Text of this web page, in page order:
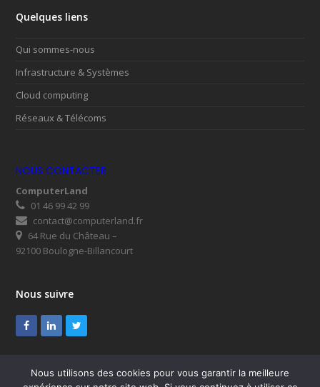
Quelques liens
Qui sommes-nous
Infrastructure & Systèmes
Cloud computing
Réseaux & Télécoms
NOUS CONTACTER
ComputerLand
01 46 99 42 99
contact@computerland.fr
64 Rue du Château –
92100 Boulogne-Billancourt
Nous suivre
Facebook
LinkedInTwitter
Nous utilisons des cookies pour vous garantir la meilleure